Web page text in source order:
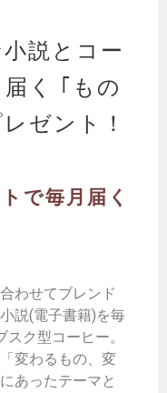
説とコー
く ｢もの
ゼント！
で毎月届く
わせてブレンド
説(電子書籍)を毎
ク型コーヒー。
変わるもの、変
あったテーマと